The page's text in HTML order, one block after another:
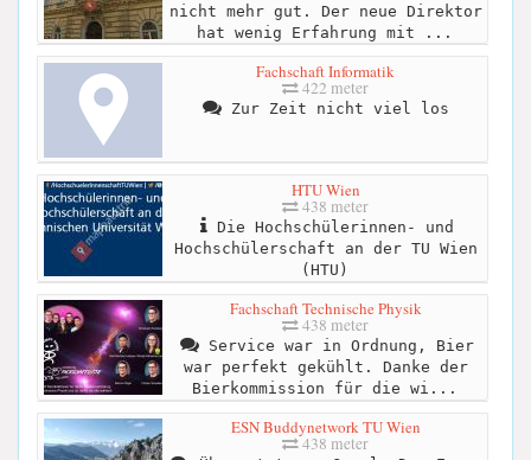
nicht mehr gut. Der neue Direktor
hat wenig Erfahrung mit ...
Fachschaft Informatik
422 meter
Zur Zeit nicht viel los
HTU Wien
438 meter
Die Hochschülerinnen- und
Hochschülerschaft an der TU Wien
(HTU)
Fachschaft Technische Physik
438 meter
Service war in Ordnung, Bier
war perfekt gekühlt. Danke der
Bierkommission für die wi...
ESN Buddynetwork TU Wien
438 meter